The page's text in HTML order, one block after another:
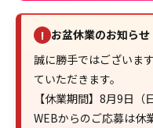
! お盆休業のお知らせ
誠に勝手ではございま
ていただきます。
【休業期間】8月9日（
WEBからのご応募は休